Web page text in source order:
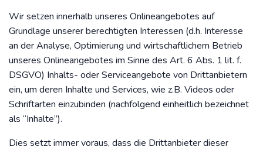
Wir setzen innerhalb unseres Onlineangebotes auf
Grundlage unserer berechtigten Interessen (d.h. Interesse
an der Analyse, Optimierung und wirtschaftlichem Betrieb
unseres Onlineangebotes im Sinne des Art. 6 Abs. 1 lit. f.
DSGVO) Inhalts- oder Serviceangebote von Drittanbietern
ein, um deren Inhalte und Services, wie z.B. Videos oder
Schriftarten einzubinden (nachfolgend einheitlich bezeichnet
als “Inhalte”).
Dies setzt immer voraus, dass die Drittanbieter dieser